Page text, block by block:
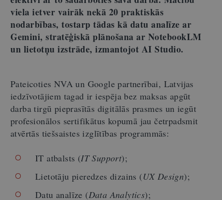
viela ietver vairāk nekā 20 praktiskās
nodarbības, tostarp tādas kā datu analīze ar
Gemini, stratēģiskā plānošana ar NotebookLM
un lietotņu izstrāde, izmantojot AI Studio.
Pateicoties NVA un Google partnerībai, Latvijas
iedzīvotājiem tagad ir iespēja bez maksas apgūt
darba tirgū pieprasītās digitālās prasmes un iegūt
profesionālos sertifikātus kopumā jau četrpadsmit
atvērtās tiešsaistes izglītības programmās:
IT atbalsts (IT Support);
Lietotāju pieredzes dizains (UX Design);
Datu analīze (Data Analytics);